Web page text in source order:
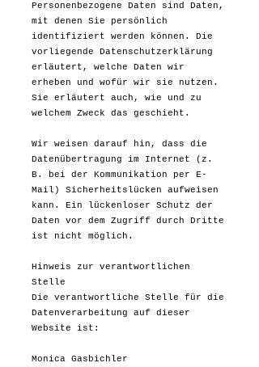
Personenbezogene Daten sind Daten,
mit denen Sie persönlich
identifiziert werden können. Die
vorliegende Datenschutzerklärung
erläutert, welche Daten wir
erheben und wofür wir sie nutzen.
Sie erläutert auch, wie und zu
welchem Zweck das geschieht.
Wir weisen darauf hin, dass die
Datenübertragung im Internet (z.
B. bei der Kommunikation per E-
Mail) Sicherheitslücken aufweisen
kann. Ein lückenloser Schutz der
Daten vor dem Zugriff durch Dritte
ist nicht möglich.
Hinweis zur verantwortlichen
Stelle
Die verantwortliche Stelle für die
Datenverarbeitung auf dieser
Website ist:
Monica Gasbichler